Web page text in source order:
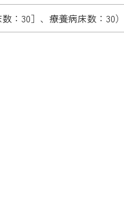
：30］、療養病床数：30）